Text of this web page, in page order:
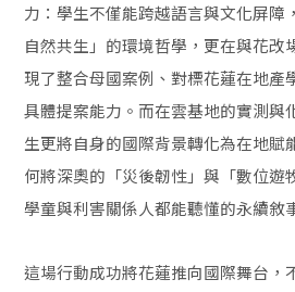
力：學生不僅能跨越語言與文化屏障
自然共生」的環境哲學，更在與花改
現了整合母國案例、對標花蓮在地產
具體提案能力。而在雲基地的實測與
生更將自身的國際背景轉化為在地賦
何將深奧的「災後韌性」與「數位遊
學童與利害關係人都能聽懂的永續敘
這場行動成功將花蓮推向國際舞台，